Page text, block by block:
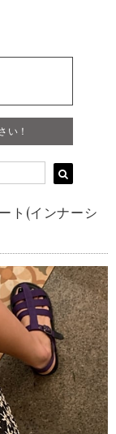
い！
ト(インナーシ